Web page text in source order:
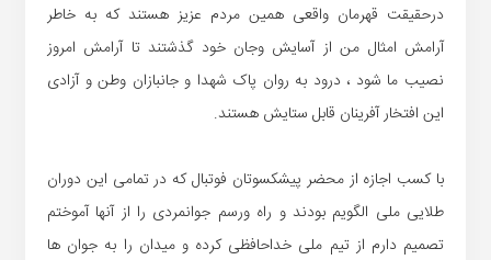
درحقیقت قهرمان واقعی همین مردم عزیز هستند که به خاطر
آرامش امثال من از آسایش وجان خود گذشتند تا آرامش امروز
نصیب ما شود ، درود به روان پاک شهدا و جانبازان وطن و آزادی
این افتخار آفرینان قابل ستایش هستند.
با کسب اجازه از محضر پیشکسوتان فوتبال که در تمامی این دوران
طلایی ملی الگویم بودند و راه ورسم جوانمردی را از آنها آموختم
تصمیم دارم از تیم ملی خداحافظی کرده و میدان را به جوان ها